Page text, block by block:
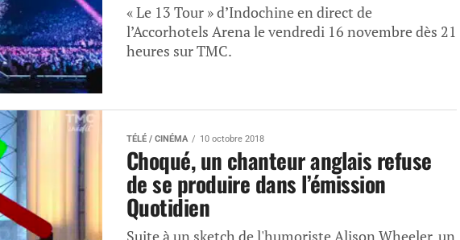
« Le 13 Tour » d’Indochine en direct de
l’Accorhotels Arena le vendredi 16 novembre dès 21
heures sur TMC.
TÉLÉ / CINÉMA 10 octobre 2018
Choqué, un chanteur anglais refuse
de se produire dans l’émission
Quotidien